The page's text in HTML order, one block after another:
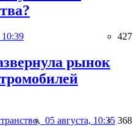
10:39 427
рынок
05 августа, 10:35 368